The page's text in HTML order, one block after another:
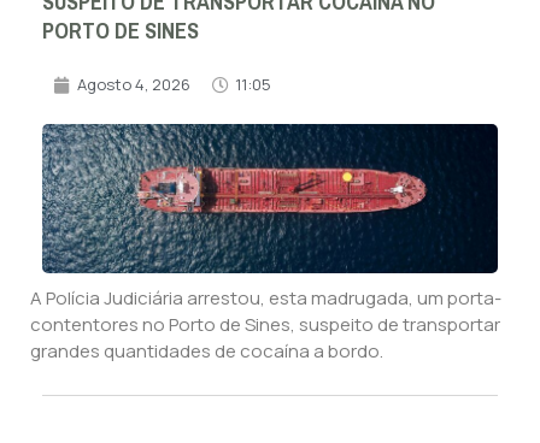
PORTO DE SINES
Agosto 4, 2026 11:05
A Polícia Judiciária arrestou, esta madrugada, um porta-
contentores no Porto de Sines, suspeito de transportar
grandes quantidades de cocaína a bordo.